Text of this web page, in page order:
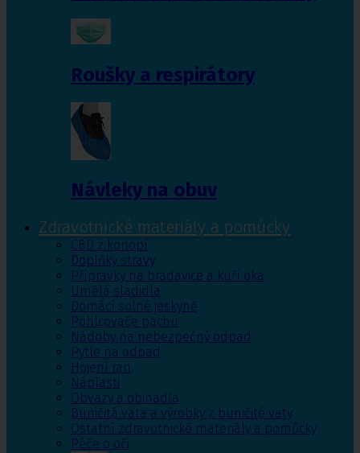
Roušky a respirátory
Návleky na obuv
Zdravotnické materiály a pomůcky
CBD z konopí
Doplňky stravy
Přípravky na bradavice a kuří oka
Umělá sladidla
Domácí solné jeskyně
Pohlcovače pachu
Nádoby na nebezpečný odpad
Pytle na odpad
Hojení ran
Náplasti
Obvazy a obinadla
Buničitá vata a výrobky z buničité vaty
Ostatní zdravotnické materiály a pomůcky
Péče o oči